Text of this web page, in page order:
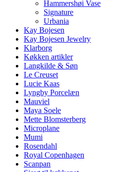
Hammershøi Vase
Signature
Urbania
Kay Bojesen
Kay Bojesen Jewelry
Klarborg
Køkken artikler
Langkilde & Søn
Le Creuset
Lucie Kaas
Lyngby Porcelæn
Mauviel
Maya Soele
Mette Blomsterberg
Microplane
Mumi
Rosendahl
Royal Copenhagen
Scanpan